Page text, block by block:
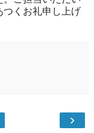
つくお礼申し上げ
›